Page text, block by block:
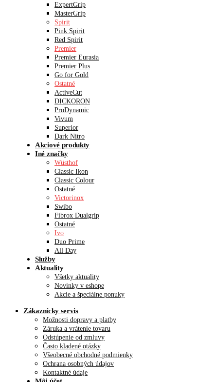
ExpertGrip
MasterGrip
Spirit
Pink Spirit
Red Spirit
Premier
Premier Eurasia
Premier Plus
Go for Gold
Ostatné
ActiveCut
DICKORON
ProDynamic
Vivum
Superior
Dark Nitro
Akciové produkty
Iné značky
Wüsthof
Classic Ikon
Classic Colour
Ostatné
Victorinox
Swibo
Fibrox Dualgrip
Ostatné
Ivo
Duo Prime
All Day
Služby
Aktuality
Všetky aktuality
Novinky v eshope
Akcie a špeciálne ponuky
Zákaznícky servis
Možnosti dopravy a platby
Záruka a vrátenie tovaru
Odstúpenie od zmluvy
Často kladené otázky
Všeobecné obchodné podmienky
Ochrana osobných údajov
Kontaktné údaje